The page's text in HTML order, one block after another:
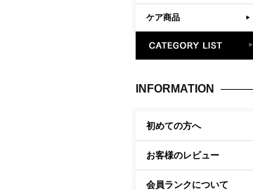
ケア商品
INFORMATION
初めての方へ
お客様のレビュー
会員ランクについて